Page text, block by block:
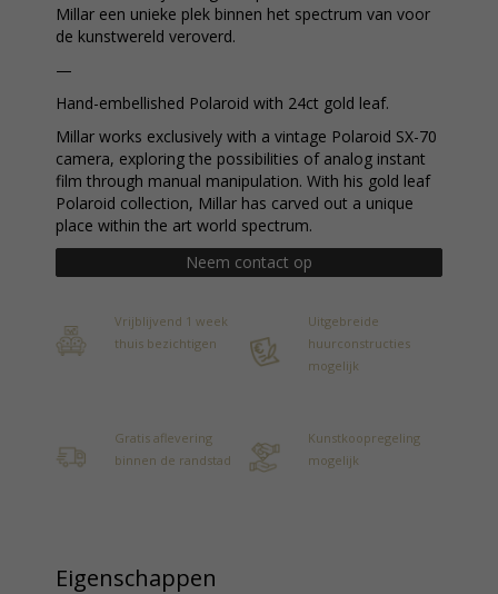
Millar een unieke plek binnen het spectrum van voor
de kunstwereld veroverd.
—
Hand-embellished Polaroid with 24ct gold leaf.
Millar works exclusively with a vintage Polaroid SX-70
camera, exploring the possibilities of analog instant
film through manual manipulation. With his gold leaf
Polaroid collection, Millar has carved out a unique
place within the art world spectrum.
Neem contact op
Vrijblijvend 1 week
thuis bezichtigen
Uitgebreide
huurconstructies
mogelijk
Gratis aflevering
binnen de randstad
Kunstkoopregeling
mogelijk
Eigenschappen